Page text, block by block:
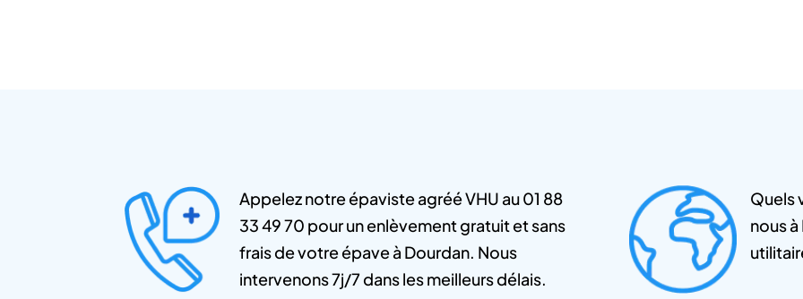
Appelez notre épaviste agréé VHU au 01 88
33 49 70 pour un enlèvement gratuit et sans
frais de votre épave à Dourdan. Nous
intervenons 7j/7 dans les meilleurs délais.
Quels
nous